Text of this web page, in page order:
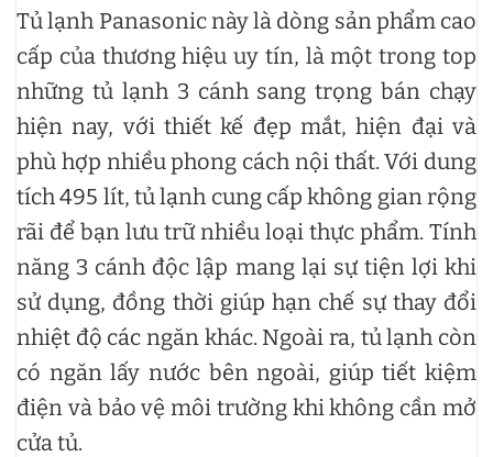
Tủ lạnh Panasonic này là dòng sản phẩm cao
cấp của thương hiệu uy tín, là một trong top
những tủ lạnh 3 cánh sang trọng bán chạy
hiện nay, với thiết kế đẹp mắt, hiện đại và
phù hợp nhiều phong cách nội thất. Với dung
tích 495 lít, tủ lạnh cung cấp không gian rộng
rãi để bạn lưu trữ nhiều loại thực phẩm. Tính
năng 3 cánh độc lập mang lại sự tiện lợi khi
sử dụng, đồng thời giúp hạn chế sự thay đổi
nhiệt độ các ngăn khác. Ngoài ra, tủ lạnh còn
có ngăn lấy nước bên ngoài, giúp tiết kiệm
điện và bảo vệ môi trường khi không cần mở
cửa tủ.